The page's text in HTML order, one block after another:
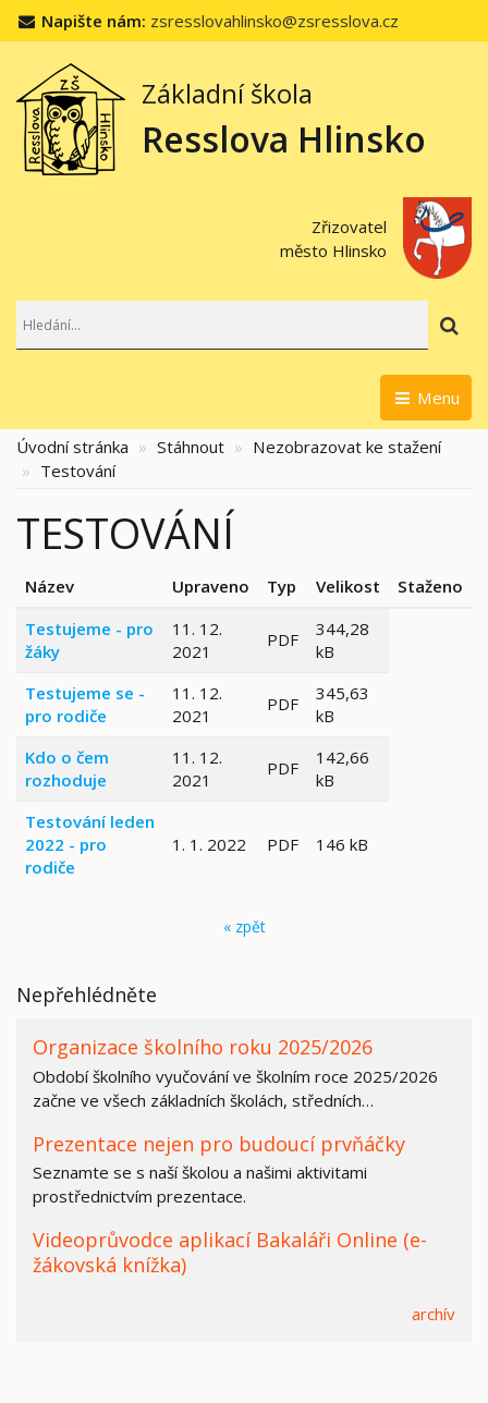
Napište nám: zsresslovahlinsko@zsresslova.cz
Základní škola
Resslova Hlinsko
Zřizovatel
město Hlinsko
Menu
Úvodní stránka Stáhnout
Nezobrazovat ke stažení
Testování
TESTOVÁNÍ
Název Upraveno Typ Velikost
Staženo
Testujeme - pro
žáky
11. 12.
2021
PDF
344,28
kB
Testujeme se -
pro rodiče
11. 12.
2021
PDF
345,63
kB
Kdo o čem
rozhoduje
11. 12.
2021
PDF
142,66
kB
Testování leden
2022 - pro
rodiče
1. 1. 2022 PDF 146 kB
« zpět
Nepřehlédněte
Organizace školního roku 2025/2026
Období školního vyučování ve školním roce 2025/2026
začne ve všech základních školách, středních…
Prezentace nejen pro budoucí prvňáčky
Seznamte se s naší školou a našimi aktivitami
prostřednictvím prezentace.
Videoprůvodce aplikací Bakaláři Online (e-
žákovská knížka)
archív